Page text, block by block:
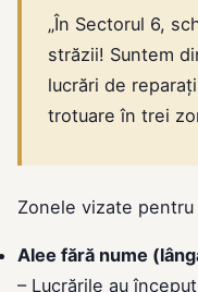
„În Sectorul 6,
străzii! Suntem
lucrări de
trotuare în trei
Zonele vizate
Alee fără nume
– Lucrările au